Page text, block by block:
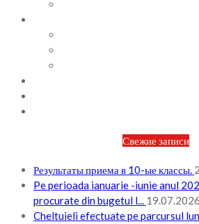
Свежие записи
Результаты приема в 10-ые классы.
Pe perioada ianuarie -iunie anul
procurate din bugetul l... 19.07.2026
Cheltuieli efectuate pe parcursul